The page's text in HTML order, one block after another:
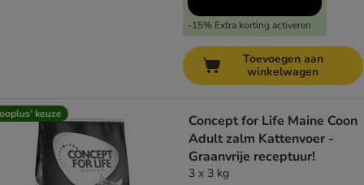
-15% Extra korting activeren
Toevoegen aan
winkelwagen
keuze
Concept for Life Maine Coon
Adult zalm Kattenvoer -
Graanvrije receptuur!
3 x 3 kg